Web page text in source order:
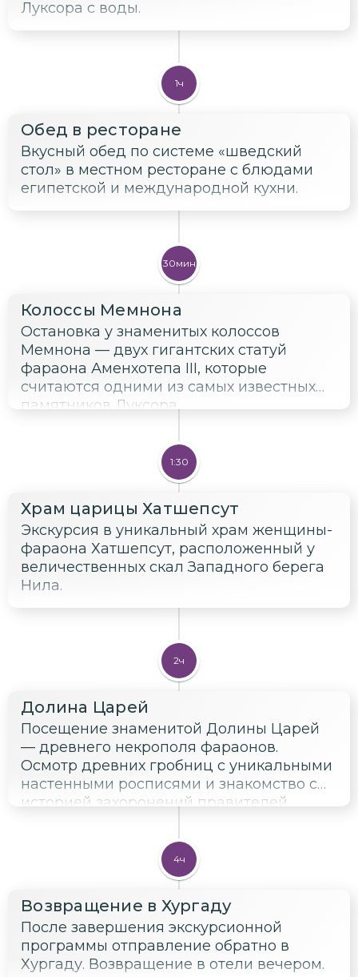
Луксора с воды.
1ч
Обед в ресторане
Вкусный обед по системе «шведский
стол» в местном ресторане с блюдами
египетской и международной кухни.
30мин
Колоссы Мемнона
Остановка у знаменитых колоссов
Мемнона — двух гигантских статуй
фараона Аменхотепа III, которые
считаются одними из самых известных
памятников Луксора.
1:30
Храм царицы Хатшепсут
Экскурсия в уникальный храм женщины-
фараона Хатшепсут, расположенный у
величественных скал Западного берега
Нила.
2ч
Долина Царей
Посещение знаменитой Долины Царей
— древнего некрополя фараонов.
Осмотр древних гробниц с уникальными
настенными росписями и знакомство с
историей захоронений правителей
4ч
Возвращение в Хургаду
После завершения экскурсионной
программы отправление обратно в
Хургаду. Возвращение в отели вечером.